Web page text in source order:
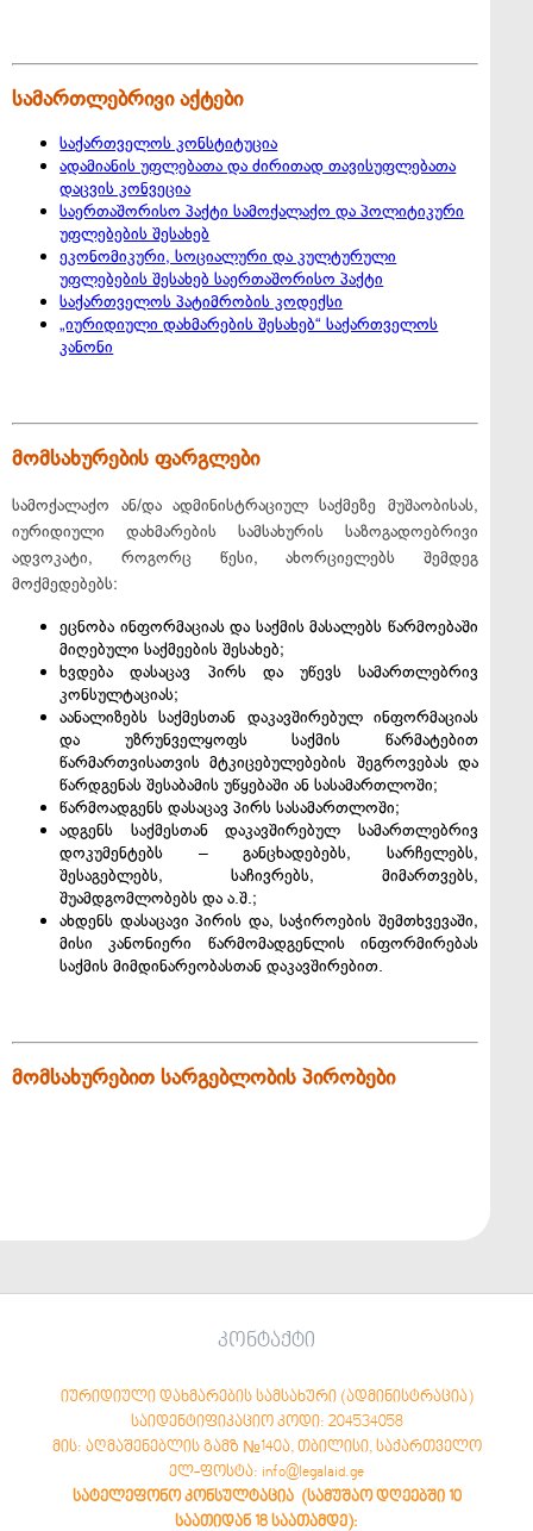
სამართლებრივი აქტები
საქართველოს კონსტიტუცია
ადამიანის უფლებათა და ძირითად თავისუფლებათა
დაცვის კონვეცია
საერთაშორისო პაქტი სამოქალაქო და პოლიტიკური
უფლებების შესახებ
ეკონომიკური, სოციალური და კულტურული
უფლებების შესახებ საერთაშორისო პაქტი
საქართველოს პატიმრობის კოდექსი
„იურიდიული დახმარების შესახებ“ საქართველოს
კანონი
მომსახურების ფარგლები
სამოქალაქო ან/და ადმინისტრაციულ საქმეზე მუშაობისას,
იურიდიული დახმარების სამსახურის საზოგადოებრივი
ადვოკატი, როგორც წესი, ახორციელებს შემდეგ
მოქმედებებს:
ეცნობა ინფორმაციას და საქმის მასალებს წარმოებაში
მიღებული საქმეების შესახებ;
ხვდება დასაცავ პირს და უწევს სამართლებრივ
კონსულტაციას;
აანალიზებს საქმესთან დაკავშირებულ ინფორმაციას
და უზრუნველყოფს საქმის წარმატებით
წარმართვისათვის მტკიცებულებების შეგროვებას და
წარდგენას შესაბამის უწყებაში ან სასამართლოში;
წარმოადგენს დასაცავ პირს სასამართლოში;
ადგენს საქმესთან დაკავშირებულ სამართლებრივ
დოკუმენტებს – განცხადებებს, სარჩელებს,
შესაგებლებს, საჩივრებს, მიმართვებს,
შუამდგომლობებს და ა.შ.;
ახდენს დასაცავი პირის და, საჭიროების შემთხვევაში,
მისი კანონიერი წარმომადგენლის ინფორმირებას
საქმის მიმდინარეობასთან დაკავშირებით.
მომსახურებით სარგებლობის პირობები
კონტაქტი
იურიდიული დახმარების სამსახური (ადმინისტრაცია)
საიდენტიფიკაციო კოდი: 204534058
მის: აღმაშენებლის გამზ №140ა, თბილისი, საქართველო
ელ-ფოსტა: info@legalaid.ge
სატელეფონო კონსულტაცია (სამუშაო დღეებში 10
საათიდან 18 საათამდე):